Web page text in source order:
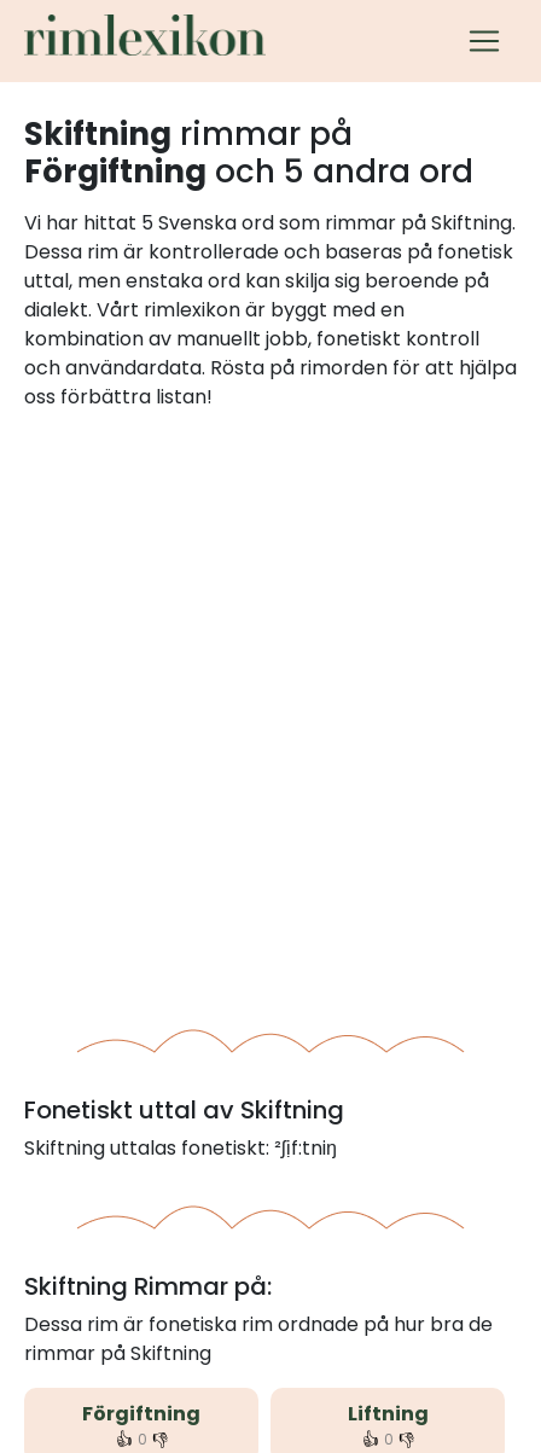
Skiftning rimmar på
Förgiftning och 5 andra ord
Vi har hittat 5 Svenska ord som rimmar på Skiftning.
Dessa rim är kontrollerade och baseras på fonetisk
uttal, men enstaka ord kan skilja sig beroende på
dialekt. Vårt rimlexikon är byggt med en
kombination av manuellt jobb, fonetiskt kontroll
och användardata. Rösta på rimorden för att hjälpa
oss förbättra listan!
Fonetiskt uttal av Skiftning
Skiftning uttalas fonetiskt: ²ʃịf:tniŋ
Skiftning Rimmar på:
Dessa rim är fonetiska rim ordnade på hur bra de
rimmar på Skiftning
Förgiftning
👍 0 👎
Liftning
👍 0 👎